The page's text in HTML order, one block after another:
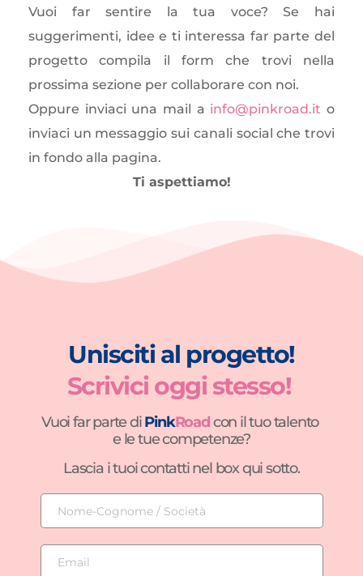
Vuoi far sentire la tua voce? Se hai
suggerimenti, idee e ti interessa far parte del
progetto compila il form che trovi nella
prossima sezione per collaborare con noi.
Oppure inviaci una mail a info@pinkroad.it o
inviaci un messaggio sui canali social che trovi
in fondo alla pagina.
Ti aspettiamo!
Unisciti al progetto!
Scrivici oggi stesso!
Vuoi far parte di PinkRoadcon il tuo talento
e le tue competenze?
Lascia i tuoi contatti nel box qui sotto.